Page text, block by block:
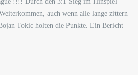
auch wenn alle lange zittern
Tokic holten die Punkte. Ein Bericht